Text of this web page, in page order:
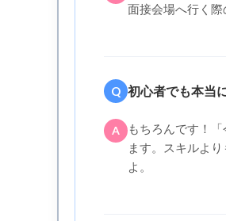
面接会場へ行く際
Q 初心者でも本当
A
もちろんです！
ます。スキルよ
よ。